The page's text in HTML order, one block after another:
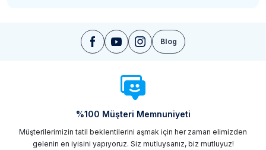
Blog
%100 Müşteri Memnuniyeti
Müşterilerimizin tatil beklentilerini aşmak için her zaman elimizden
gelenin en iyisini yapıyoruz. Siz mutluysanız, biz mutluyuz!